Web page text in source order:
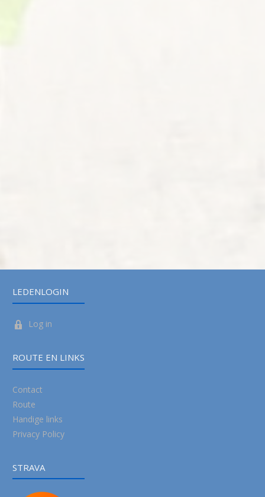
LEDENLOGIN
Log in
ROUTE EN LINKS
Contact
Route
Handige links
Privacy Policy
STRAVA